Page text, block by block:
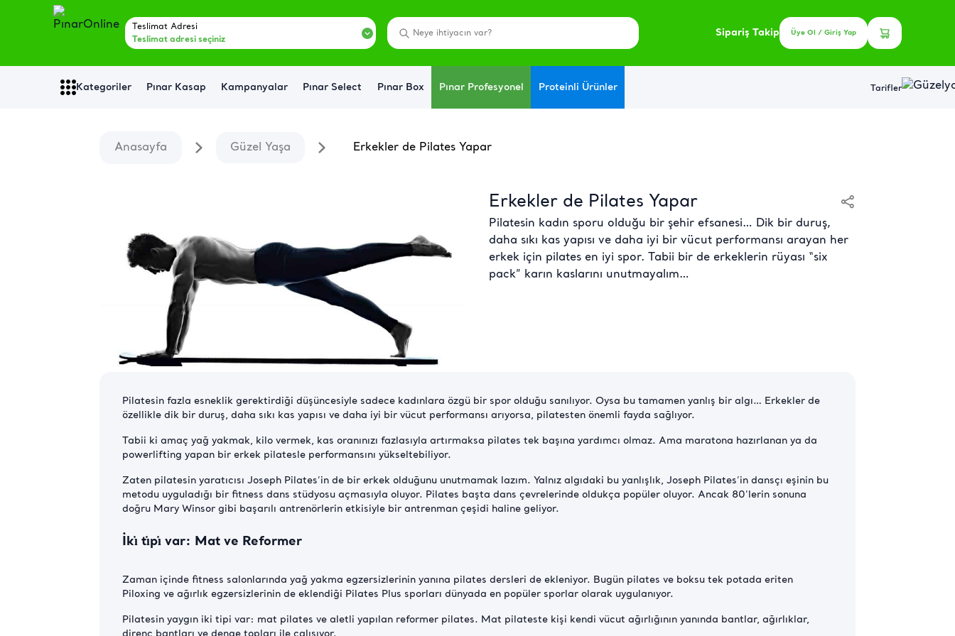
Teslimat Adresi
Teslimat adresi seçiniz
Sipariş Takip Üye Ol / Giriş Yap
Kategoriler Pınar Kasap Kampanyalar Pınar Select Pınar Box Pınar Profesyonel Proteinli Ürünler Tarifler
Anasayfa Güzel Yaşa Erkekler de Pilates Yapar
Erkekler de Pilates Yapar
Pilatesin kadın sporu olduğu bir şehir efsanesi… Dik bir duruş,
daha sıkı kas yapısı ve daha iyi bir vücut performansı arayan her
erkek için pilates en iyi spor. Tabii bir de erkeklerin rüyası “six
pack” karın kaslarını unutmayalım…
Pilatesin fazla esneklik gerektirdiği düşüncesiyle sadece kadınlara özgü bir spor olduğu sanılıyor. Oysa bu tamamen yanlış bir algı… Erkekler de
özellikle dik bir duruş, daha sıkı kas yapısı ve daha iyi bir vücut performansı arıyorsa, pilatesten önemli fayda sağlıyor.
Tabii ki amaç yağ yakmak, kilo vermek, kas oranınızı fazlasıyla artırmaksa pilates tek başına yardımcı olmaz. Ama maratona hazırlanan ya da
powerlifting yapan bir erkek pilatesle performansını yükseltebiliyor.
Zaten pilatesin yaratıcısı Joseph Pilates’in de bir erkek olduğunu unutmamak lazım. Yalnız algıdaki bu yanlışlık, Joseph Pilates’in dansçı eşinin bu
metodu uyguladığı bir fitness dans stüdyosu açmasıyla oluyor. Pilates başta dans çevrelerinde oldukça popüler oluyor. Ancak 80’lerin sonuna
doğru Mary Winsor gibi başarılı antrenörlerin etkisiyle bir antrenman çeşidi haline geliyor.
İkı̇ tı̇pı̇ var: Mat ve Reformer
Zaman içinde fitness salonlarında yağ yakma egzersizlerinin yanına pilates dersleri de ekleniyor. Bugün pilates ve boksu tek potada eriten
Piloxing ve ağırlık egzersizlerinin de eklendiği Pilates Plus sporları dünyada en popüler sporlar olarak uygulanıyor.
Pilatesin yaygın iki tipi var: mat pilates ve aletli yapılan reformer pilates. Mat pilateste kişi kendi vücut ağırlığının yanında bantlar, ağırlıklar,